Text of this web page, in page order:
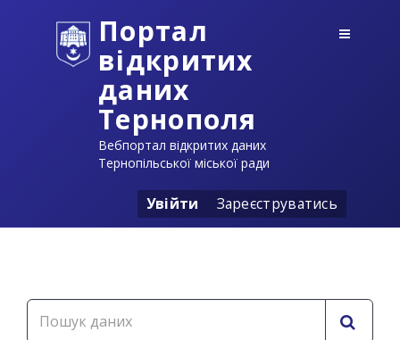
Портал
відкритих
даних
Тернополя
Вебпортал відкритих даних
Тернопільської міської ради
Увійти Зареєструватись